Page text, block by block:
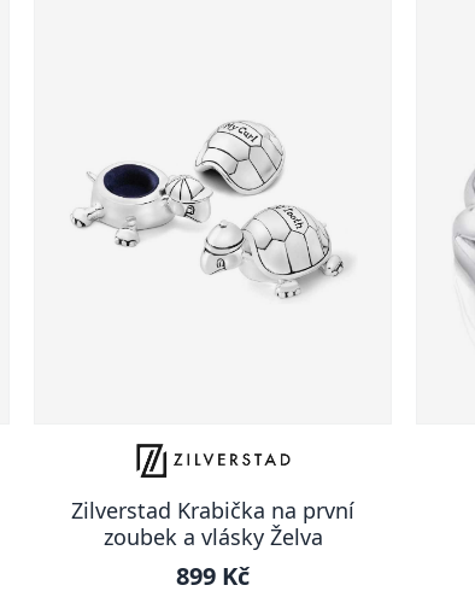
Zilverstad Krabička na první
zoubek a vlásky Želva
899 Kč